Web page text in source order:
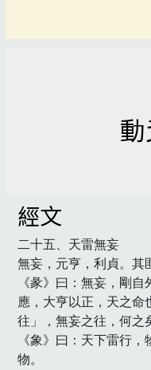
經文
二十五、天雷無妄
無妄，元亨，利貞。其
《彖》曰：無妄，剛
應，大亨以正，天之命
往」，無妄之往，何之
《象》曰：天下雷行
物。